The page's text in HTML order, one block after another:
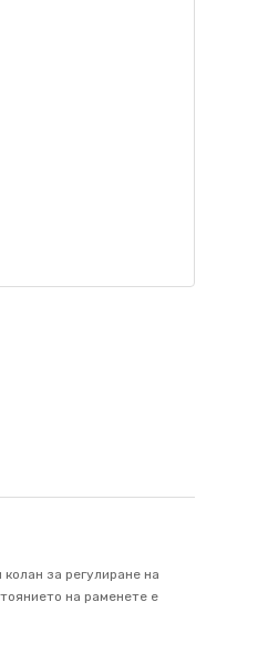
за регулиране на
на раменете е